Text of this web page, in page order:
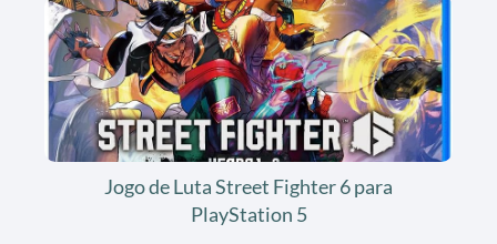
Jogo de Luta Street Fighter 6 para
PlayStation 5